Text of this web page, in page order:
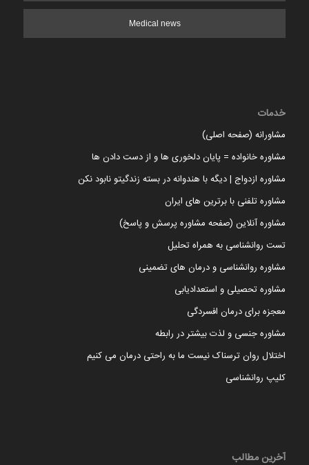
Medical news
خدمات
مشاورانه (صفحه اصلی)
مشاوره خانواده = پایان دلخوری ها و از دست دادن ها
مشاوره ازدواج | دیگه با هندوانه در بسته زندگیتو نابود نکن
مشاوره تلفنی با برترین های ایران
مشاوره آنلاین (صفحه مشاوره پرسش و پاسخ)
تست روانشناسی به همراه تحلیل
مشاوره روانشناسی و درمان های تضمینی
مشاوره تحصیلی و استعدادیابی
معجزه برای درمان افسردگی
مشاوره جنسی و لذت بیشتر در رابطه
اختلال روان ترسناک نیست ما به راحتی درمان می کنیم
کلیپ روانشناسی
آخرین مطالب